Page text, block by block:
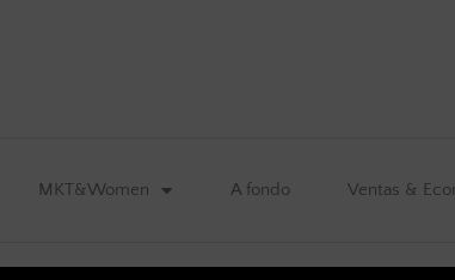
MKT&Women A fondo Ventas &